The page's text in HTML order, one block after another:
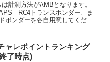
計測方法がAMBとなります。
RC4トランスポンダー、ま
ンダーを各自用意してくださ
ャレポイントランキング
了時点)